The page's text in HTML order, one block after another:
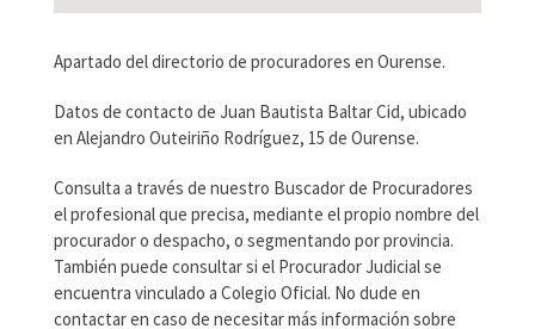
Apartado del directorio de procuradores en Ourense.
Datos de contacto de Juan Bautista Baltar Cid, ubicado
en Alejandro Outeiriño Rodríguez, 15 de Ourense.
Consulta a través de nuestro Buscador de Procuradores
el profesional que precisa, mediante el propio nombre del
procurador o despacho, o segmentando por provincia.
También puede consultar si el Procurador Judicial se
encuentra vinculado a Colegio Oficial. No dude en
contactar en caso de necesitar más información sobre